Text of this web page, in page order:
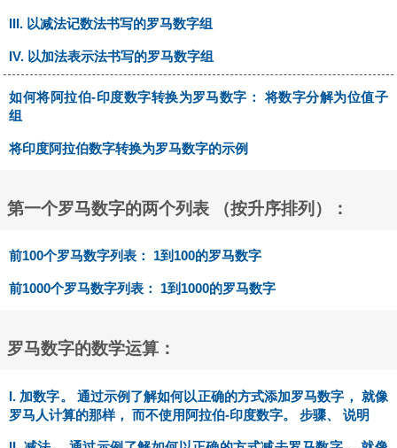
III. 以减法记数法书写的罗马数字组
IV. 以加法表示法书写的罗马数字组
如何将阿拉伯-印度数字转换为罗马数字： 将数字分解为位值子
组
将印度阿拉伯数字转换为罗马数字的示例
第一个罗马数字的两个列表 （按升序排列）：
前100个罗马数字列表： 1到100的罗马数字
前1000个罗马数字列表： 1到1000的罗马数字
罗马数字的数学运算：
I. 加数字。 通过示例了解如何以正确的方式添加罗马数字， 就像
罗马人计算的那样， 而不使用阿拉伯-印度数字。 步骤、 说明